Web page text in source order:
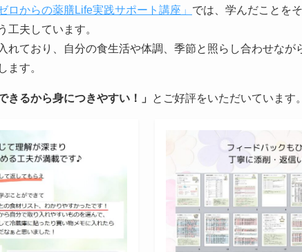
ロからの薬膳Life実践サポート講座」 では、学んだことを
工夫しています。
れており、自分の食生活や体調、季節と照らし合わせなが
ます。
きるから身につきやすい！」 とご好評をいただいています。